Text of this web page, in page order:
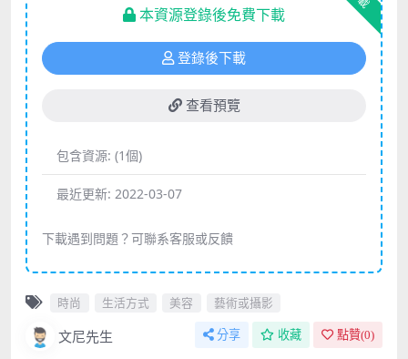
本資源登錄後免費下載
登錄後下載
查看預覽
包含資源: (1個)
最近更新: 2022-03-07
下載遇到問題？可聯系客服或反饋
時尚 生活方式 美容 藝術或攝影
文尼先生 分享 收藏 點贊(0)